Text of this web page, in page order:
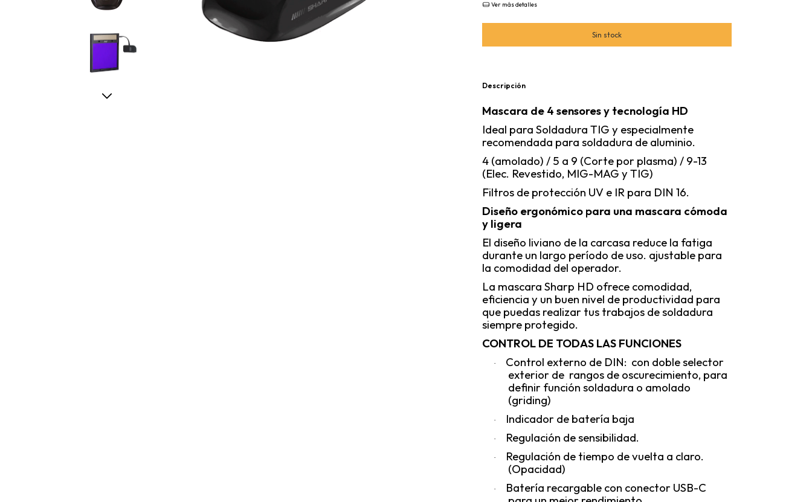
Ver más detalles
Descripción
Mascara de 4 sensores y tecnología HD
Ideal para Soldadura TIG y especialmente
recomendada para soldadura de aluminio.
4 (amolado) / 5 a 9 (Corte por plasma) / 9-13
(Elec. Revestido, MIG-MAG y TIG)
Filtros de protección UV e IR para DIN 16.
Diseño ergonómico para una mascara cómoda
y ligera
El diseño liviano de la carcasa reduce la fatiga
durante un largo período de uso. ajustable para
la comodidad del operador.
La mascara Sharp HD ofrece comodidad,
eficiencia y un buen nivel de productividad para
que puedas realizar tus trabajos de soldadura
siempre protegido.
CONTROL DE TODAS LAS FUNCIONES
·
Control externo de DIN: con doble selector
exterior de rangos de oscurecimiento, para
definir función soldadura o amolado
(griding)
· Indicador de batería baja
· Regulación de sensibilidad.
·
Regulación de tiempo de vuelta a claro.
(Opacidad)
·
Batería recargable con conector USB-C